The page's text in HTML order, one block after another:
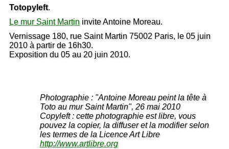
Totopyleft.
Le mur Saint Martin invite Antoine Moreau.
Vernissage 180, rue Saint Martin 75002 Paris, le 05 juin
2010 à partir de 16h30.
Exposition du 05 au 20 juin 2010.
Photographie : "Antoine Moreau peint la tête à
Toto au mur Saint Martin", 26 mai 2010
Copyleft : cette photographie est libre, vous
pouvez la copier, la diffuser et la modifier selon
les termes de la Licence Art Libre
http://www.artlibre.org